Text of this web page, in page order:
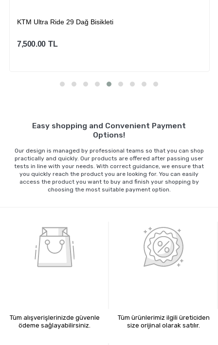
KTM Ultra Ride 29 Dağ Bisikleti
7,500.00 TL
Easy shopping and Convenient Payment
Options!
Our design is managed by professional teams so that you can shop
practically and quickly. Our products are offered after passing user
tests in line with your needs. With correct guidance, we ensure that
you quickly reach the product you are looking for. You can easily
access the product you want to buy and finish your shopping by
choosing the most suitable payment option.
Tüm alışverişlerinizde güvenle
ödeme sağlayabilirsiniz.
Tüm ürünlerimiz ilgili üreticiden
size orijinal olarak satılır.